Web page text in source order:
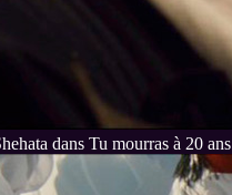
dans Tu mourras à 20 ans